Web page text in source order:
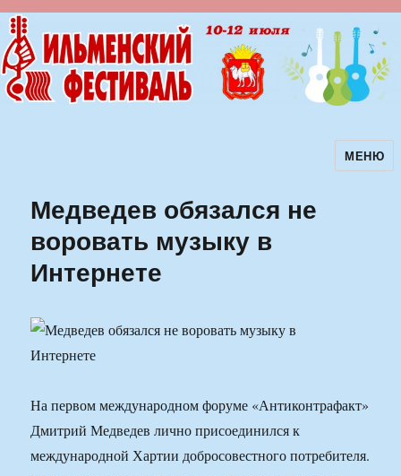
Ильменский фестиваль авторскойМЕНЮ
Медведев обязался не
воровать музыку в
Интернете
На первом международном форуме «Антиконтрафакт»
Дмитрий Медведев лично присоединился к
международной Хартии добросовестного потребителя.